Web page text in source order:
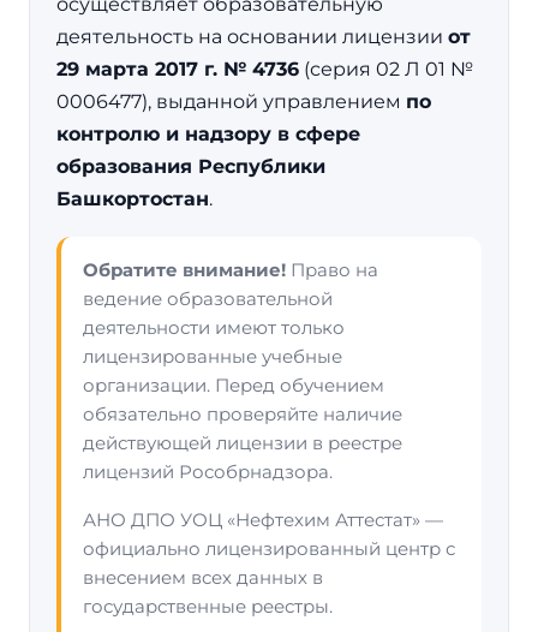
деятельность на основании лицензии от
29 марта 2017 г. № 4736 (серия 02 Л 01 №
0006477), выданной управлением по
контролю и надзору в сфере
образования Республики
Башкортостан.
Обратите внимание! Право на
ведение образовательной
деятельности имеют только
лицензированные учебные
организации. Перед обучением
обязательно проверяйте наличие
действующей лицензии в реестре
лицензий Рособрнадзора.
АНО ДПО УОЦ «Нефтехим Аттестат» —
официально лицензированный центр с
внесением всех данных в
государственные реестры.